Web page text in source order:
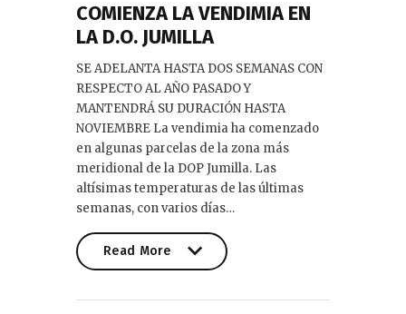
COMIENZA LA VENDIMIA EN
LA D.O. JUMILLA
SE ADELANTA HASTA DOS SEMANAS CON
RESPECTO AL AÑO PASADO Y
MANTENDRÁ SU DURACIÓN HASTA
NOVIEMBRE La vendimia ha comenzado
en algunas parcelas de la zona más
meridional de la DOP Jumilla. Las
altísimas temperaturas de las últimas
semanas, con varios días…
Read More